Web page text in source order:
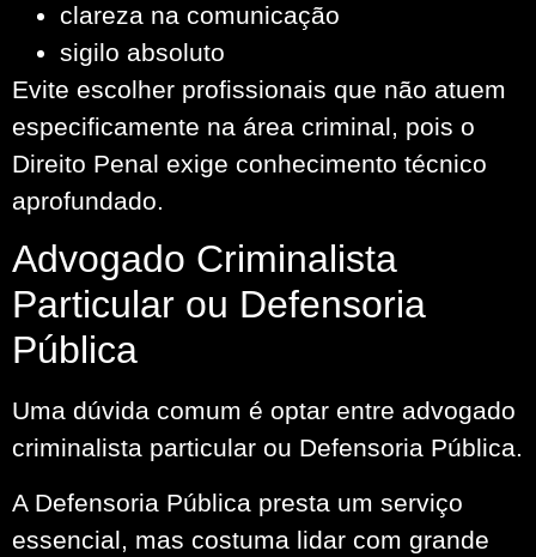
clareza na comunicação
sigilo absoluto
Evite escolher profissionais que não atuem
especificamente na área criminal, pois o
Direito Penal exige conhecimento técnico
aprofundado.
Advogado Criminalista
Particular ou Defensoria
Pública
Uma dúvida comum é optar entre advogado
criminalista particular ou Defensoria Pública.
A Defensoria Pública presta um serviço
essencial, mas costuma lidar com grande